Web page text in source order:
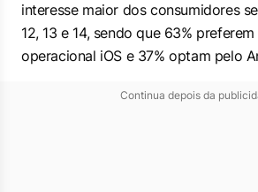
interesse maior dos consumidores
12, 13 e 14, sendo que 63%
operacional iOS e 37% optam pelo
Continua depois da